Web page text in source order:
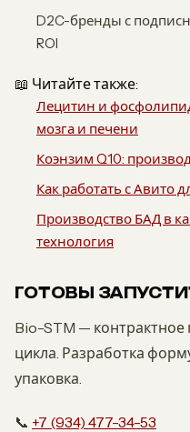
D2C-бренды с
ROI
📖 Читайте также:
Лецитин и
мозга и печени
Коэнзим Q10:
Как работать с Авито
Производство БАД в
технология
ГОТОВЫ
Bio-STM —
цикла. Разработка
упаковка.
📞 +7 (934) 477-34-53